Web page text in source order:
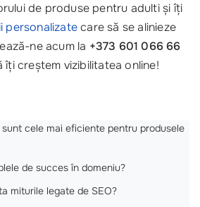
de produse pentru adulti și îți
personalizatecare să se alinieze
ne acum la +373 601 066 66
îți creștem vizibilitatea online!
sunt cele mai eficiente pentru produsele
de succes în domeniu?
miturile legate de SEO?